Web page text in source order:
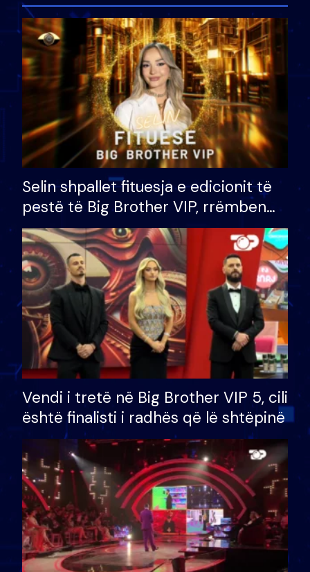
Selin shpallet fituesja e edicionit të
pestë të Big Brother VIP, rrëmben
çmimin e madh prej 100 mijë eurosh
Vendi i tretë në Big Brother VIP 5, cili
është finalisti i radhës që lë shtëpinë